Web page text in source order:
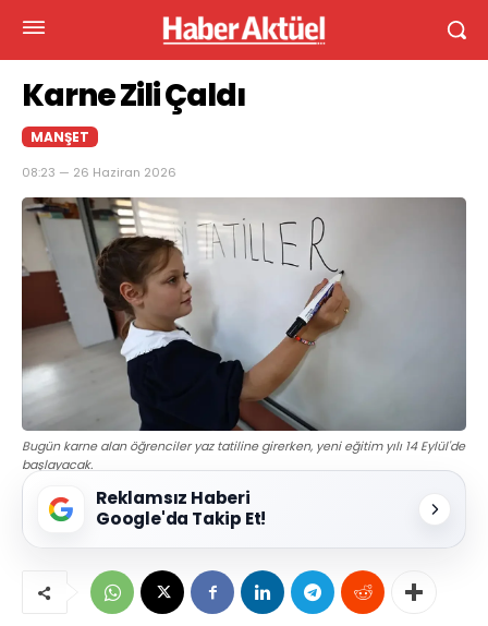
Karne Zili Çaldı
MANŞET
08:23 — 26 Haziran 2026
Bugün karne alan öğrenciler yaz tatiline girerken, yeni eğitim yılı 14 Eylül'de
başlayacak.
Reklamsız Haberi
Google'da Takip Et!